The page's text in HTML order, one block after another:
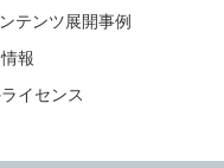
テンツ展開事例
報
イセンス